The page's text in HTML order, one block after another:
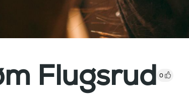
Flugsrud 0